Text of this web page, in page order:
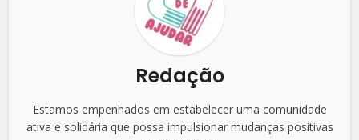
Redação
Estamos empenhados em estabelecer uma comunidade
ativa e solidária que possa impulsionar mudanças positivas